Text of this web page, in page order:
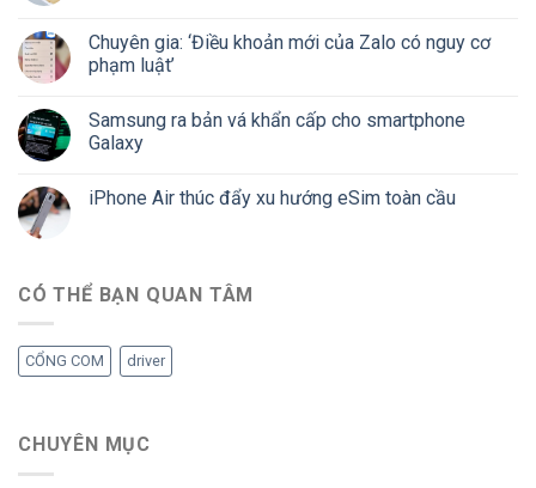
Chuyên gia: ‘Điều khoản mới của Zalo có nguy cơ
phạm luật’
Samsung ra bản vá khẩn cấp cho smartphone
Galaxy
iPhone Air thúc đẩy xu hướng eSim toàn cầu
CÓ THỂ BẠN QUAN TÂM
CỔNG COM driver
CHUYÊN MỤC